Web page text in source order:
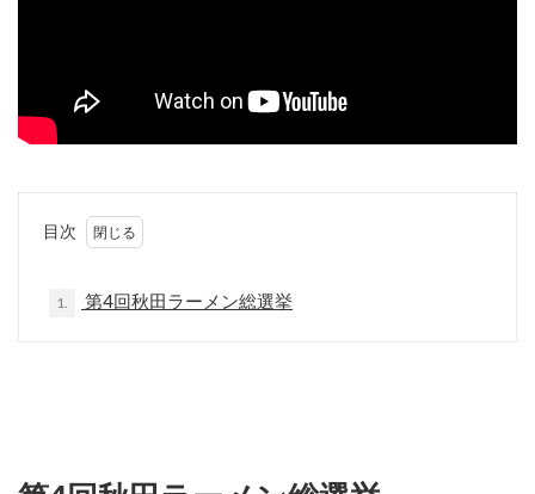
目次
1. 第4回秋田ラーメン総選挙